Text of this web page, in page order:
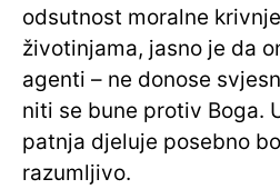
odsutnost moralne
životinjama, jasno je da
agenti – ne donose
niti se bune protiv Boga.
patnja djeluje posebno
razumljivo.